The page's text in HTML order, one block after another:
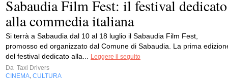
Sabaudia Film Fest: il festival dedicato
alla commedia italiana
Si terrà a Sabaudia dal 10 al 18 luglio il Sabaudia Film Fest,
promosso ed organizzato dal Comune di Sabaudia. La prima
del festival dedicato alla... Leggere il seguito
Da Taxi Drivers
CINEMA, CULTURA